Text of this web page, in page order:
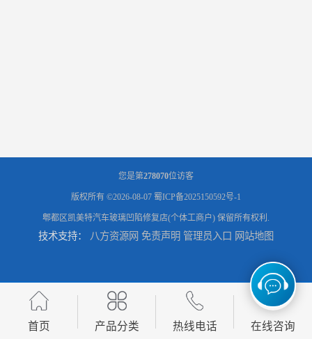
您是第278070位访客
版权所有 ©2026-08-07 蜀ICP备2025150592号-1
郫都区凯美特汽车玻璃凹陷修复店(个体工商户) 保留所有权利.
技术支持： 八方资源网 免责声明 管理员入口 网站地图
首页 产品分类 热线电话 在线咨询